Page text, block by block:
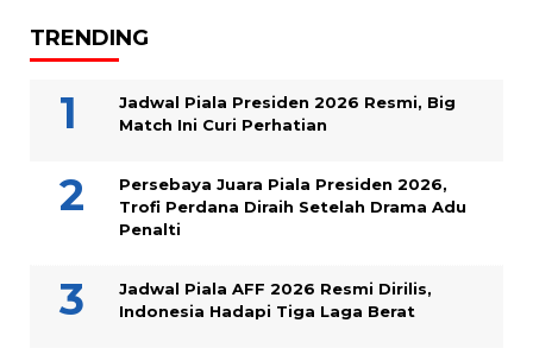
TRENDING
Jadwal Piala Presiden 2026 Resmi, Big
Match Ini Curi Perhatian
Persebaya Juara Piala Presiden 2026,
Trofi Perdana Diraih Setelah Drama Adu
Penalti
Jadwal Piala AFF 2026 Resmi Dirilis,
Indonesia Hadapi Tiga Laga Berat